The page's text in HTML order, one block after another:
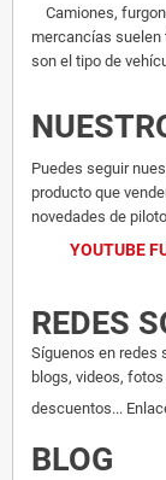
Camiones,
mercancías suelen
son el tipo de
Puedes seguir
producto que
novedades de
YOUTUBE
REDES
Síguenos en redes
blogs, videos,
descuentos...
BLOG